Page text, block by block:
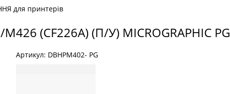
для принтерів
(СF226A) (П/У) MICROGRAPHIC PG
Артикул: DBHPM402- PG